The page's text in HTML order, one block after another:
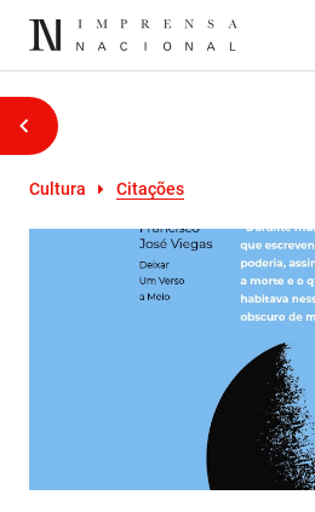
Cultura Citações